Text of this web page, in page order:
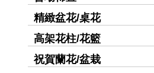
精緻盆花/桌花
高架花柱/花籃
祝賀蘭花/盆栽